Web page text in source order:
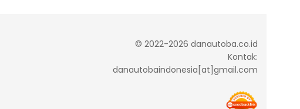
© 2022-2026 danautoba.co.id
Kontak:
danautobaindonesia[at]gmail.com